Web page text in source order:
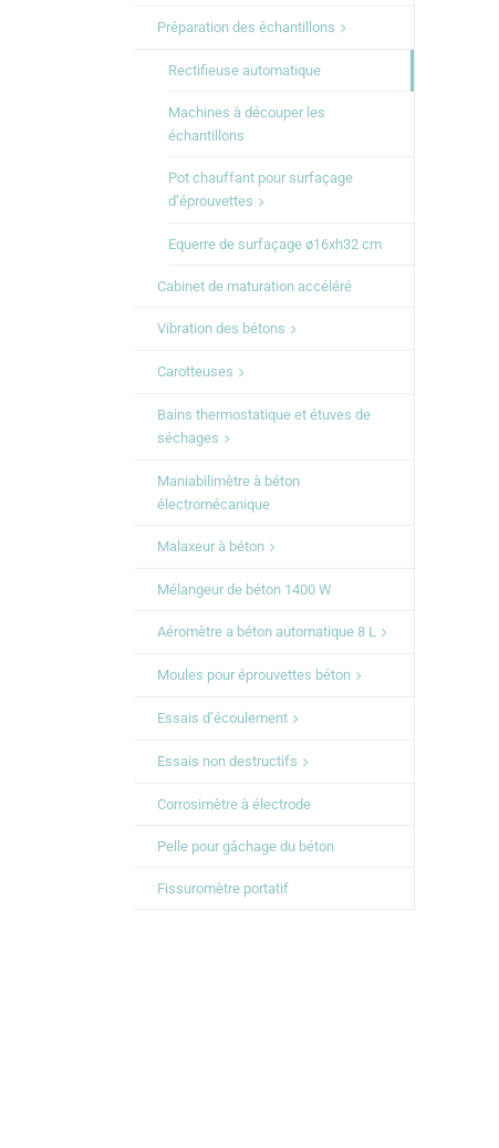
Préparation des échantillons
Rectifieuse automatique
Machines à découper les
échantillons
Pot chauffant pour surfaçage
d’éprouvettes
Equerre de surfaçage ø16xh32 cm
Cabinet de maturation accéléré
Vibration des bétons
Carotteuses
Bains thermostatique et étuves de
séchages
Maniabilimètre à béton
électromécanique
Malaxeur à béton
Mélangeur de béton 1400 W
Aéromètre a béton automatique 8 L
Moules pour éprouvettes béton
Essais d’écoulement
Essais non destructifs
Corrosimètre à électrode
Pelle pour gâchage du béton
Fissuromètre portatif